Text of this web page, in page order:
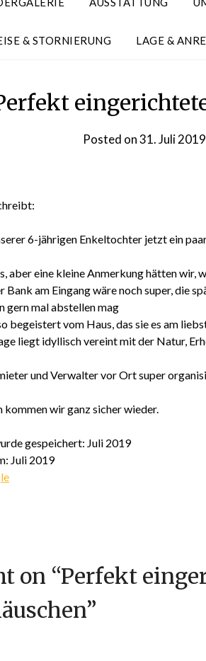
& STORNIERUNG LAGE &
Posted on31. Juli 2019
6-jährigen Enkeltochter jetzt ein
aber eine kleine Anmerkung hätten wir,
Bank am Eingang wäre noch super, die
gern mal abstellen mag
begeistert vom Haus, das sie es am
liegt idyllisch vereint mit der Natur,
und Verwalter vor Ort super
kommen wir ganz sicher wieder.
gespeichert: Juli 2019
Juli 2019
on “Perfekt
”